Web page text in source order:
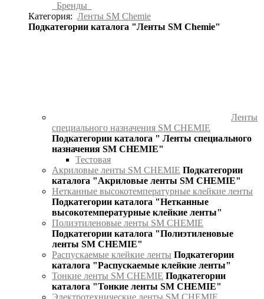
Бренды
Категория: Ленты SM Chemie
Подкатегории каталога "Ленты SM Chemie"
Ленты
специального назначения SM CHEMIE
Подкатегории каталога " Ленты специального
назначения SM CHEMIE"
Тестовая
Акриловые ленты SM CHEMIE Подкатегории
каталога "Акриловые ленты SM CHEMIE"
Нетканные высокотемпературные клейкие ленты
Подкатегории каталога "Нетканные
высокотемпературные клейкие ленты"
Полиэтиленовые ленты SM CHEMIE
Подкатегории каталога "Полиэтиленовые
ленты SM CHEMIE"
Распускаемые клейкие ленты Подкатегории
каталога "Распускаемые клейкие ленты"
Тонкие ленты SM CHEMIE Подкатегории
каталога "Тонкие ленты SM CHEMIE"
Электротехнические ленты SM CHEMIE